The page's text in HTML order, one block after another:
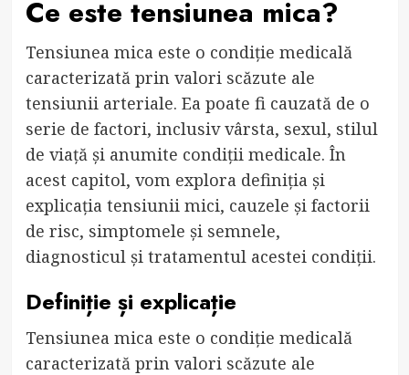
Ce este tensiunea mica?
Tensiunea mica este o condiție medicală
caracterizată prin valori scăzute ale
tensiunii arteriale. Ea poate fi cauzată de o
serie de factori, inclusiv vârsta, sexul, stilul
de viață și anumite condiții medicale. În
acest capitol, vom explora definiția și
explicația tensiunii mici, cauzele și factorii
de risc, simptomele și semnele,
diagnosticul și tratamentul acestei condiții.
Definiție și explicație
Tensiunea mica este o condiție medicală
caracterizată prin valori scăzute ale